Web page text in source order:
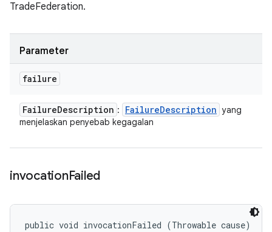
TradeFederation.
Parameter
failure
FailureDescription : FailureDescription yang
menjelaskan penyebab kegagalan
invocationFailed
public void invocationFailed (Throwable cause)